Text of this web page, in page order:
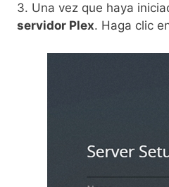
3. Una vez que haya
servidor Plex. Haga clic